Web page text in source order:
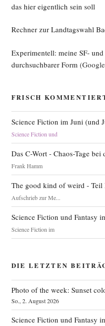
das hier eigentlich sein soll
Rechner zur Landtagswahl
Experimentell: meine SF-
durchsuchbarer Form
FRISCH
Science Fiction im Juni (und
Science Fiction und
Das C-Wort - Chaos-Tage bei
Frank Hamm
The good kind of weird - Teil
Aufschrieb zur Me...
Science Fiction und Fantasy
Science Fiction im
DIE LETZTEN
Photo of the week: Sunset
So., 2. August 2026
Science Fiction und Fantasy